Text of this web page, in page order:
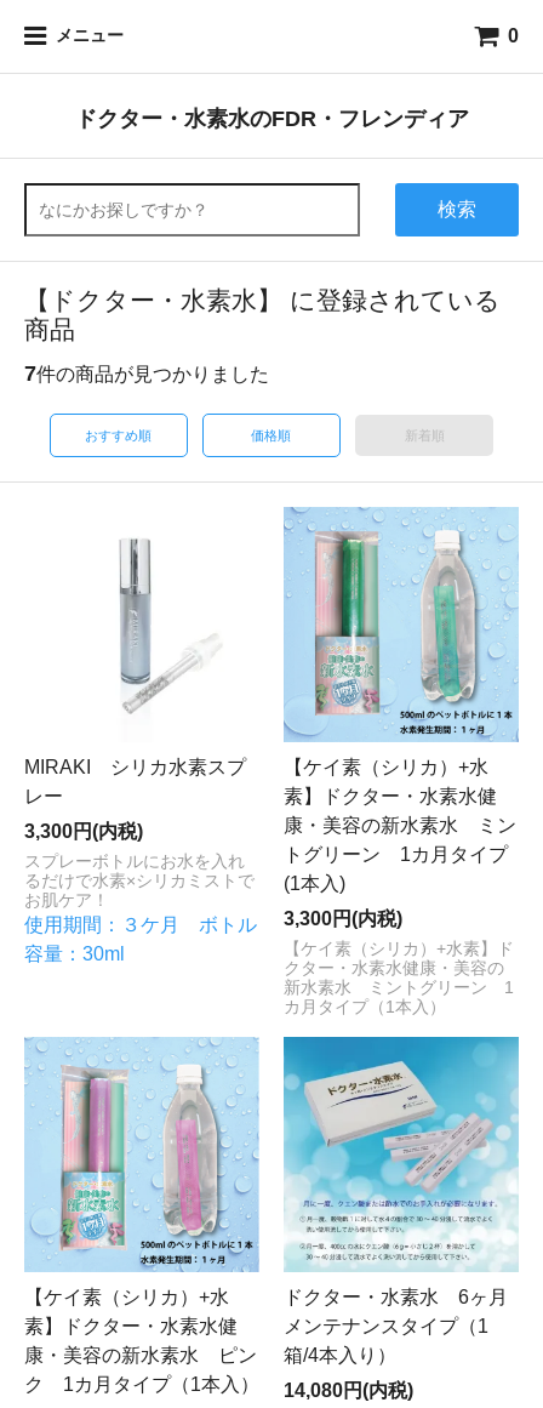
メニュー 0
ドクター・水素水のFDR・フレンディア
検索
【ドクター・水素水】 に登録されている
商品
7件の商品が見つかりました
おすすめ順 価格順 新着順
MIRAKI シリカ水素スプ
レー
3,300円(内税)
スプレーボトルにお水を入れ
るだけで水素×シリカミストで
お肌ケア！
使用期間：３ケ月 ボトル
容量：30ml
【ケイ素（シリカ）+水
素】ドクター・水素水健
康・美容の新水素水 ミン
トグリーン 1カ月タイプ
(1本入)
3,300円(内税)
【ケイ素（シリカ）+水素】ド
クター・水素水健康・美容の
新水素水 ミントグリーン 1
カ月タイプ（1本入）
【ケイ素（シリカ）+水
素】ドクター・水素水健
康・美容の新水素水 ピン
ク 1カ月タイプ（1本入）
ドクター・水素水 6ヶ月
メンテナンスタイプ（1
箱/4本入り）
14,080円(内税)